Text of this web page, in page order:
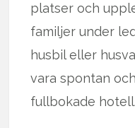
platser och
familjer under
husbil eller
vara spontan
fullbokade hotell.